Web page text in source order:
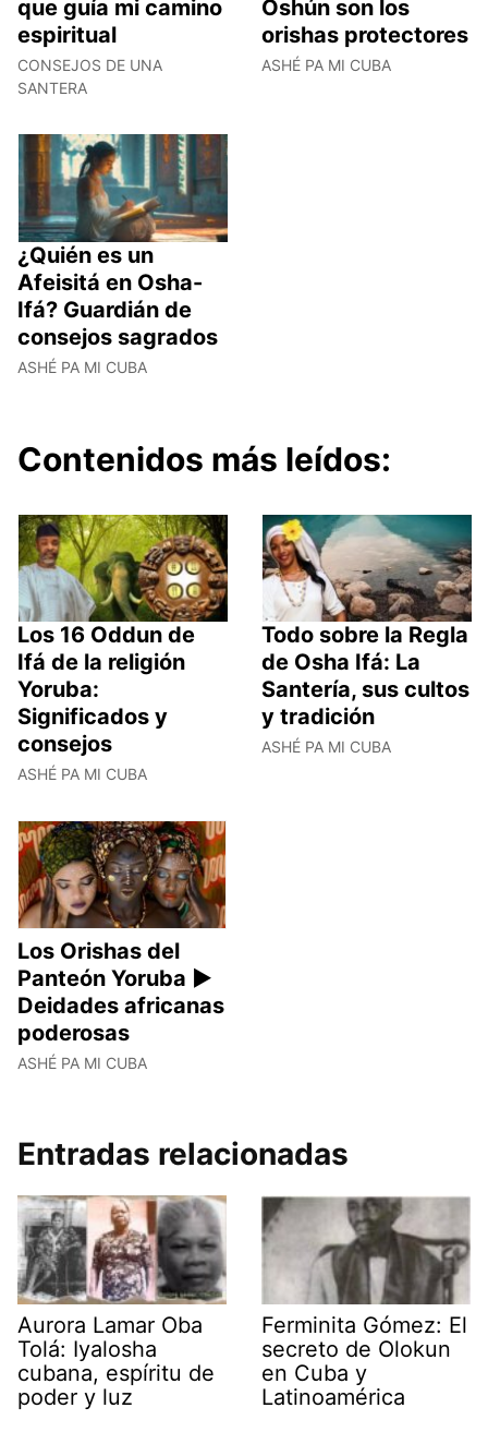
que guía mi camino
espiritual
CONSEJOS DE UNA
SANTERA
Oshún son los
orishas protectores
ASHÉ PA MI CUBA
¿Quién es un
Afeisitá en Osha-
Ifá? Guardián de
consejos sagrados
ASHÉ PA MI CUBA
Contenidos más leídos:
Los 16 Oddun de
Ifá de la religión
Yoruba:
Significados y
consejos
ASHÉ PA MI CUBA
Todo sobre la Regla
de Osha Ifá: La
Santería, sus cultos
y tradición
ASHÉ PA MI CUBA
Los Orishas del
Panteón Yoruba ►
Deidades africanas
poderosas
ASHÉ PA MI CUBA
Entradas relacionadas
Aurora Lamar Oba
Tolá: Iyalosha
cubana, espíritu de
poder y luz
Ferminita Gómez: El
secreto de Olokun
en Cuba y
Latinoamérica